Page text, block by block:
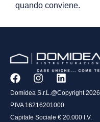
quando conviene.
Domidea S.r.L.@Copyright 2026
P.IVA 16216201000
Capitale Sociale € 20.000 I.V.